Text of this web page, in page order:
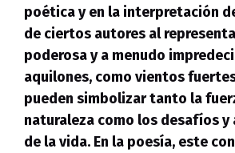
poética y en la interpretación
de ciertos autores al
poderosa y a menudo
aquilones, como vientos
pueden simbolizar tanto la
naturaleza como los desafíos y
de la vida. En la poesía, este